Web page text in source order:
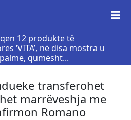
12 produkte të
‘VITA’, në disa mostra u
qumësht...
transferohet
marrëveshja me
Romano